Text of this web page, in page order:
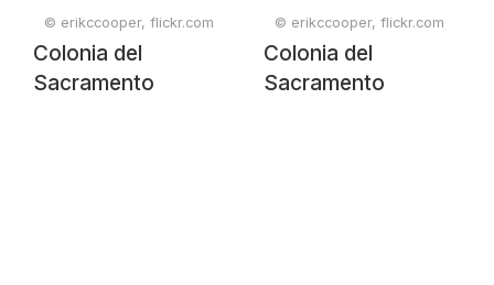
© erikccooper, flickr.com
Colonia del
Sacramento
© erikccooper, flickr.com
Colonia del
Sacramento